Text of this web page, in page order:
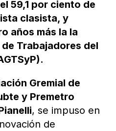
59,1 por ciento de
clasista, y
años más la la
Trabajadores del
Gremial de
y Premetro
, se impuso en
de